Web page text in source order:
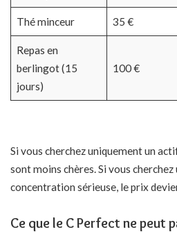
Thé minceur 35 €
Repas en
berlingot (15
jours)
100 €
Si vous cherchez uniquement un
sont moins chères. Si vous
concentration sérieuse, le prix
Ce que le C Perfect ne peut